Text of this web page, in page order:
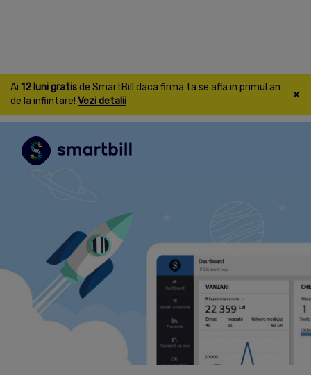
Ai 12 luni gratisde SmartBill daca firma ta se afla in primul an
de la infiintare! Vezi detalii